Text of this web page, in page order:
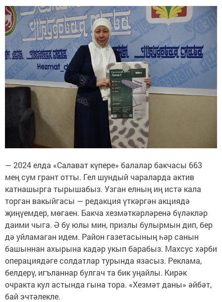
— 2024 елда «Салават күпере» балалар бакчасы 663
мең сум грант отты. Гел шундый чараларда актив
катнашырга тырышабыз. Узган елның иң истә кала
торган вакыйгасы — редакция үткәргән акциядә
җиңүемдер, мөгаен. Бакча хезмәткәрләренә бүләкләр
даими чыга. Ә бу юлы мин, призлы булырмын дип, бер
дә уйламаган идем. Район газетасының һәр санын
башыннан ахырына кадәр укып барабыз. Махсус хәрби
операциядәге солдатлар турында язасыз. Реклама,
белдерү, игъланнар булгач та бик уңайлы. Кирәк
очракта кул астында гына тора. «Хезмәт даны» әйбәт,
бай эчтәлекле.